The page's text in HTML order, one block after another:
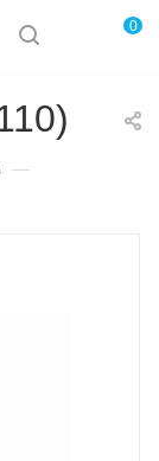
0
—